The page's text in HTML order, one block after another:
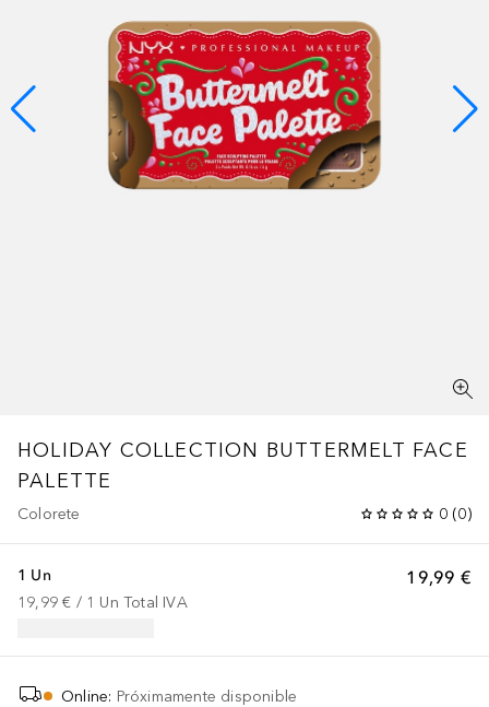
HOLIDAY COLLECTION BUTTERMELT FACE
PALETTE
Colorete 0 (0)
19,99 €
1 Un
19,99 € / 1 Un Total IVA
Online: Próximamente disponible